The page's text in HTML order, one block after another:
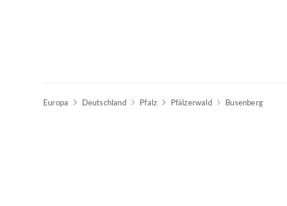
Europa Deutschland Pfalz Pfälzerwald Busenberg